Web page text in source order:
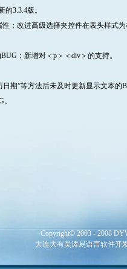
3.3.4版。
；改进高级选择夹控件在表头样式为
；新增对＜p＞＜div＞的支持。
期”等方法后未及时更新显示文本的
Copyright© 2003 - 2008
大连大有吴涛易语言软件开